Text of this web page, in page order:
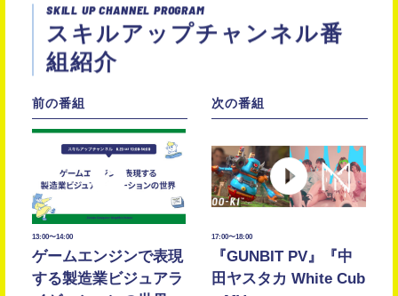
SKILL UP CHANNEL PROGRAM
スキルアップチャンネル番
組紹介
13:00〜14:00
ゲームエンジンで表現
する製造業ビジュアラ
17:00〜18:00
『GUNBIT PV』『中
田ヤスタカ White Cub